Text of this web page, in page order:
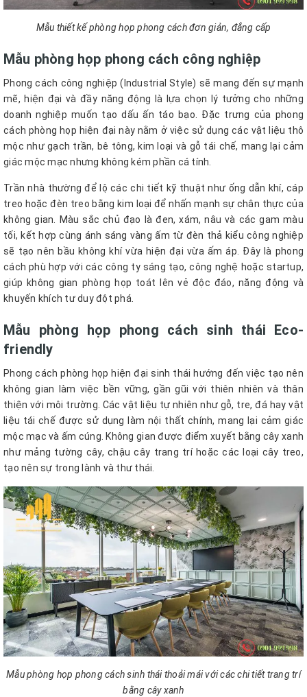
Mẫu thiết kế phòng họp phong cách đơn giản, đẳng cấp
Mẫu phòng họp phong cách công nghiệp
Phong cách công nghiệp (Industrial Style) sẽ mang đến sự mạnh
mẽ, hiện đại và đầy năng động là lựa chọn lý tưởng cho những
doanh nghiệp muốn tạo dấu ấn táo bạo. Đặc trưng của phong
cách phòng họp hiện đại này nằm ở việc sử dụng các vật liệu thô
mộc như gạch trần, bê tông, kim loại và gỗ tái chế, mang lại cảm
giác mộc mạc nhưng không kém phần cá tính.
Trần nhà thường để lộ các chi tiết kỹ thuật như ống dẫn khí, cáp
treo hoặc đèn treo bằng kim loại để nhấn mạnh sự chân thực của
không gian. Màu sắc chủ đạo là đen, xám, nâu và các gam màu
tối, kết hợp cùng ánh sáng vàng ấm từ đèn thả kiểu công nghiệp
sẽ tạo nên bầu không khí vừa hiện đại vừa ấm áp. Đây là phong
cách phù hợp với các công ty sáng tạo, công nghệ hoặc startup,
giúp không gian phòng họp toát lên vẻ độc đáo, năng động và
khuyến khích tư duy đột phá.
Mẫu phòng họp phong cách sinh thái Eco-
friendly
Phong cách phòng họp hiện đại sinh thái hướng đến việc tạo nên
không gian làm việc bền vững, gần gũi với thiên nhiên và thân
thiện với môi trường. Các vật liệu tự nhiên như gỗ, tre, đá hay vật
liệu tái chế được sử dụng làm nội thất chính, mang lại cảm giác
mộc mạc và ấm cúng. Không gian được điểm xuyết bằng cây xanh
như mảng tường cây, chậu cây trang trí hoặc các loại cây treo,
tạo nên sự trong lành và thư thái.
Mẫu phòng họp phong cách sinh thái thoải mái với các chi tiết trang trí
bằng cây xanh